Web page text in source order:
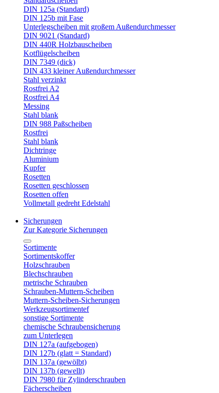
DIN 125a (Standard)
DIN 125b mit Fase
Unterlegscheiben mit großem Außendurchmesser
DIN 9021 (Standard)
DIN 440R Holzbauscheiben
Kotflügelscheiben
DIN 7349 (dick)
DIN 433 kleiner Außendurchmesser
Stahl verzinkt
Rostfrei A2
Rostfrei A4
Messing
Stahl blank
DIN 988 Paßscheiben
Rostfrei
Stahl blank
Dichtringe
Aluminium
Kupfer
Rosetten
Rosetten geschlossen
Rosetten offen
Vollmetall gedreht Edelstahl
Sicherungen
Zur Kategorie Sicherungen
Sortimente
Sortimentskoffer
Holzschrauben
Blechschrauben
metrische Schrauben
Schrauben-Muttern-Scheiben
Muttern-Scheiben-Sicherungen
Werkzeugsortimentef
sonstige Sortimente
chemische Schraubensicherung
zum Unterlegen
DIN 127a (aufgebogen)
DIN 127b (glatt = Standard)
DIN 137a (gewölbt)
DIN 137b (gewellt)
DIN 7980 für Zylinderschrauben
Fächerscheiben